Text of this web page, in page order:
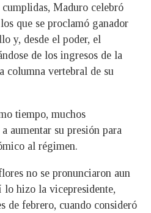
Maduro celebró
que se proclamó ganador
y, desde el poder, el
de los ingresos de la
columna vertebral de su
tiempo, muchos
aumentar su presión para
al régimen.
no se pronunciaron aun
lo hizo la vicepresidente,
de febrero, cuando consideró